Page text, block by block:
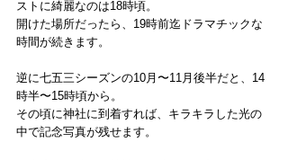
ストに綺麗なのは18時頃。
開けた場所だったら、19時前迄ドラマチックな
時間が続きます。
逆に七五三シーズンの10月〜11月後半だと、14
時半〜15時頃から。
その頃に神社に到着すれば、キラキラした光の
中で記念写真が残せます。